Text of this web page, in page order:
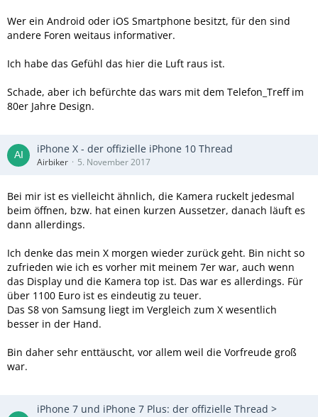
Wer ein Android oder iOS Smartphone besitzt, für den sind
andere Foren weitaus informativer.
Ich habe das Gefühl das hier die Luft raus ist.
Schade, aber ich befürchte das wars mit dem Telefon_Treff im
80er Jahre Design.
iPhone X - der offizielle iPhone 10 Thread
Airbiker 5. November 2017
Bei mir ist es vielleicht ähnlich, die Kamera ruckelt jedesmal
beim öffnen, bzw. hat einen kurzen Aussetzer, danach läuft es
dann allerdings.
Ich denke das mein X morgen wieder zurück geht. Bin nicht so
zufrieden wie ich es vorher mit meinem 7er war, auch wenn
das Display und die Kamera top ist. Das war es allerdings. Für
über 1100 Euro ist es eindeutig zu teuer.
Das S8 von Samsung liegt im Vergleich zum X wesentlich
besser in der Hand.
Bin daher sehr enttäuscht, vor allem weil die Vorfreude groß
war.
iPhone 7 und iPhone 7 Plus: der offizielle Thread >